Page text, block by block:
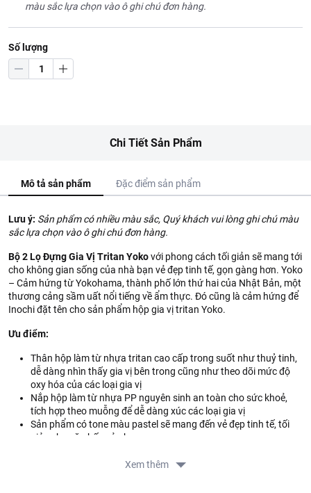
màu sắc lựa chọn vào ô ghi chú đơn hàng.
Số lượng
Chi Tiết Sản Phẩm
Mô tả sản phẩm Đặc điểm sản phẩm
Lưu ý: Sản phẩm có nhiều màu sắc, Quý khách vui lòng ghi chú màu
sắc lựa chọn vào ô ghi chú đơn hàng.
Bộ 2 Lọ Đựng Gia Vị Tritan Yokovới phong cách tối giản sẽ mang tới
cho không gian sống của nhà bạn vẻ đẹp tinh tế, gọn gàng hơn. Yoko
– Cảm hứng từ Yokohama, thành phố lớn thứ hai của Nhật Bản, một
thương cảng sầm uất nổi tiếng về ẩm thực. Đó cũng là cảm hứng để
Inochi đặt tên cho sản phẩm hộp gia vị tritan Yoko.
Ưu điểm:
Thân hộp làm từ nhựa tritan cao cấp trong suốt như thuỷ tinh,
dễ dàng nhìn thấy gia vị bên trong cũng như theo dõi mức độ
oxy hóa của các loại gia vị
Nắp hộp làm từ nhựa PP nguyên sinh an toàn cho sức khoẻ,
tích hợp theo muỗng để dễ dàng xúc các loại gia vị
Sản phẩm có tone màu pastel sẽ mang đến vẻ đẹp tinh tế, tối
giản cho căn bếp của bạn
Xem thêm